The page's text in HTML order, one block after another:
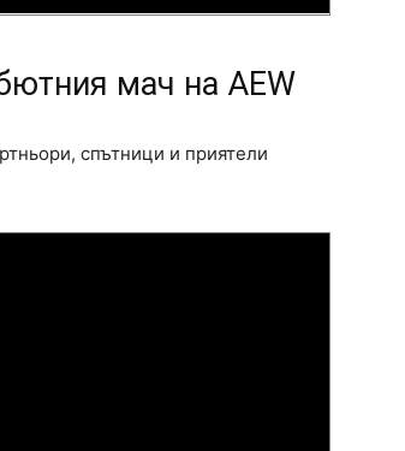
мач на AEW
спътници и приятели